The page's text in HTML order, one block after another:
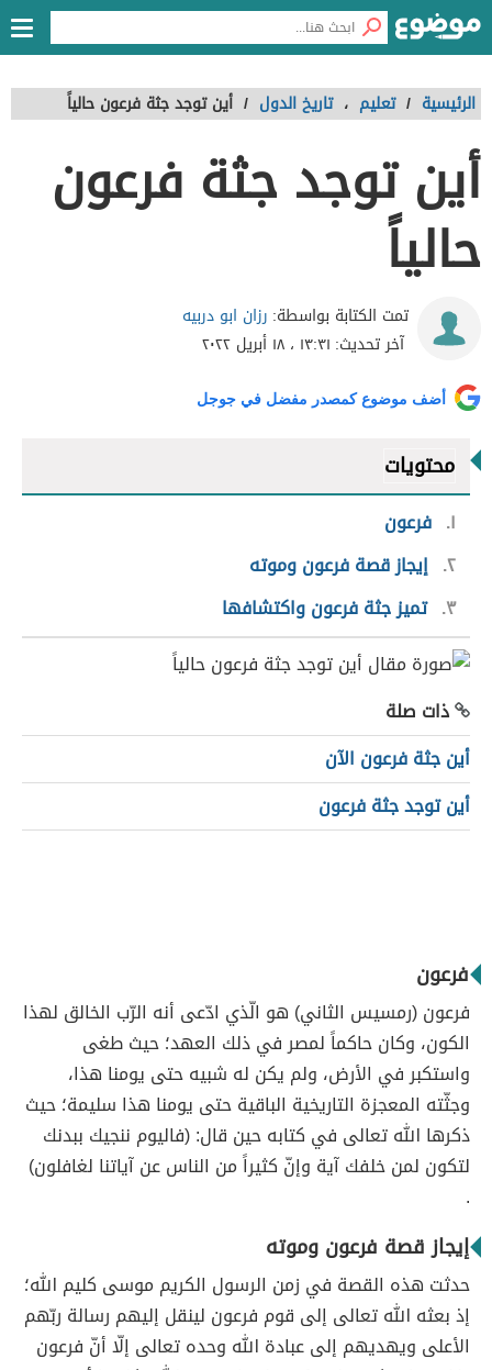
الرئيسية / تعليم ، تاريخ الدول / أين توجد جثة فرعون حالياً
أين توجد جثة فرعون
حالياً
تمت الكتابة بواسطة: رزان ابو دربيه
آخر تحديث: ١٣:٣١ ، ١٨ أبريل ٢٠٢٢
أضف موضوع كمصدر مفضل في جوجل
محتويات
١ فرعون
٢ إيجاز قصة فرعون وموته
٣ تميز جثة فرعون واكتشافها
ذات صلة
أين جثة فرعون الآن
أين توجد جثة فرعون
فرعون
فرعون (رمسيس الثاني) هو الّذي ادّعى أنه الرّب الخالق لهذا
الكون، وكان حاكماً لمصر في ذلك العهد؛ حيث طغى
واستكبر في الأرض، ولم يكن له شبيه حتى يومنا هذا،
وجثّته المعجزة التاريخية الباقية حتى يومنا هذا سليمة؛ حيث
ذكرها الله تعالى في كتابه حين قال: (فاليوم ننجيك ببدنك
لتكون لمن خلفك آية وإنّ كثيراً من الناس عن آياتنا لغافلون)
.
إيجاز قصة فرعون وموته
حدثت هذه القصة في زمن الرسول الكريم موسى كليم الله؛
إذ بعثه الله تعالى إلى قوم فرعون لينقل إليهم رسالة ربّهم
الأعلى ويهديهم إلى عبادة الله وحده تعالى إلّا أنّ فرعون